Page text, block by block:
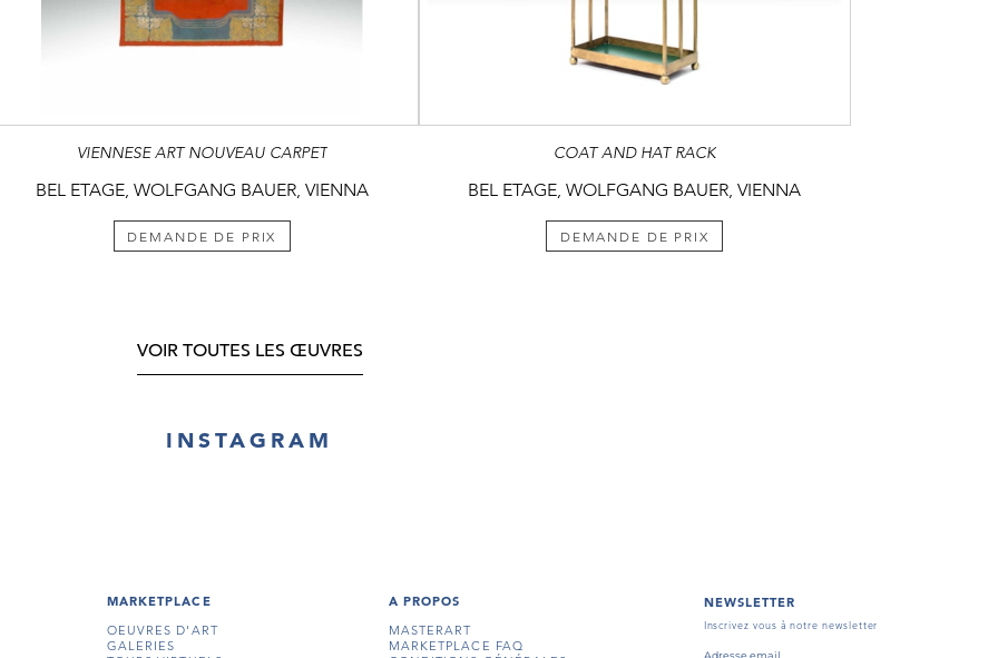
VIENNESE ART NOUVEAU CARPET
BEL ETAGE, WOLFGANG BAUER, VIENNA
DEMANDE DE PRIX
COAT AND HAT RACK
BEL ETAGE, WOLFGANG BAUER, VIENNA
DEMANDE DE PRIX
VOIR TOUTES LES ŒUVRES
INSTAGRAM
MARKETPLACE
OEUVRES D'ART
GALERIES
A PROPOS
MASTERART
MARKETPLACE FAQ
NEWSLETTER
Inscrivez vous à notre newsletter